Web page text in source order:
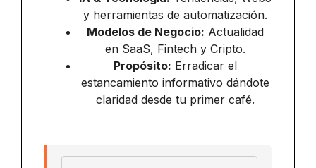
y herramientas de automatización.
Modelos de Negocio: Actualidad
en SaaS, Fintech y Cripto.
Propósito: Erradicar el
estancamiento informativo dándote
claridad desde tu primer café.